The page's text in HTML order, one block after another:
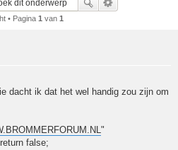
• Pagina 1 van 1
dacht ik dat het wel handig zou zijn om
"
false;